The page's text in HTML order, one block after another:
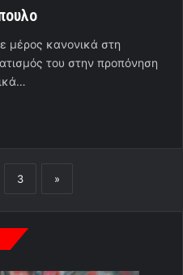
μέρος κανονικά στη
του στην προπόνηση
3 »